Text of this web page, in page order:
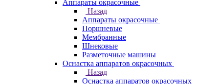
Аппараты окрасочные
Назад
Аппараты окрасочные
Поршневые
Мембранные
Шнековые
Разметочные машины
Оснастка аппаратов окрасочных
Назад
Оснастка аппаратов окрасочных